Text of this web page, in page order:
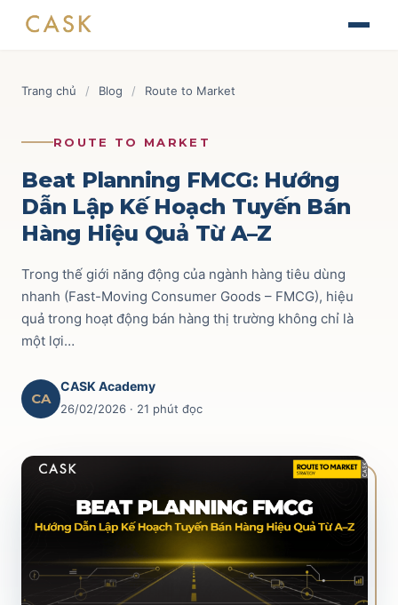
The Journey of Brand Building
Thiết kế chiến lược & kế hoạch Marketing
Tài chính ứng dụng cho quản lý thương mại
Lập kế hoạch kinh doanh hàng năm
TRADE & CHANNEL
Impactful Trade Marketing Management
Data-driven Trade Marketing Excellence
Phân tích dữ liệu Trade Marketing
SALES & DISTRIBUTION
Modern Trade Key Account Management
Design Winning Ecommerce Channel
LỊCH HỌC
Trade Marketing 110
Route to Market 52
Commercial Finance 59
Liên hệ
Trang chủ / Blog / Route to Market
ROUTE TO MARKET
Beat Planning FMCG: Hướng
Dẫn Lập Kế Hoạch Tuyến Bán
Hàng Hiệu Quả Từ A–Z
Trong thế giới năng động của ngành hàng tiêu dùng
nhanh (Fast-Moving Consumer Goods – FMCG), hiệu
quả trong hoạt động bán hàng thị trường không chỉ là
một lợi…
CA
CASK Academy
26/02/2026 · 21 phút đọc